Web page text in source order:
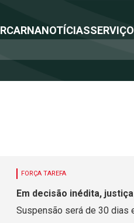
RCARNANOTÍCIAS
FORÇA TAREFA
Em decisão inédita,
Suspensão será de 30 dias